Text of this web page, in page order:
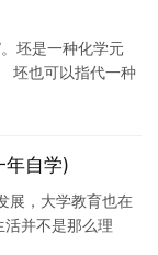
坯是一种化学元
坯也可以指代一种
年自学)
展，大学教育也在
并不是那么理